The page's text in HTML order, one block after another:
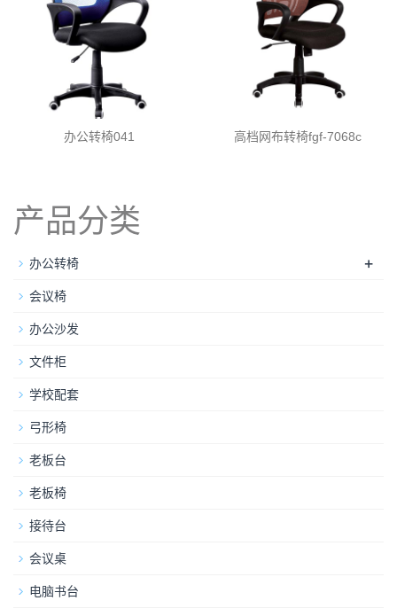
办公转椅041 高档网布转椅fgf-7068c
产品分类
办公转椅 +
会议椅
办公沙发
文件柜
学校配套
弓形椅
老板台
老板椅
接待台
会议桌
电脑书台